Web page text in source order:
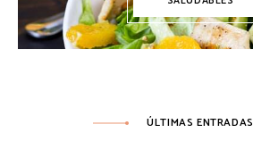
ÚLTIMAS ENTRADAS